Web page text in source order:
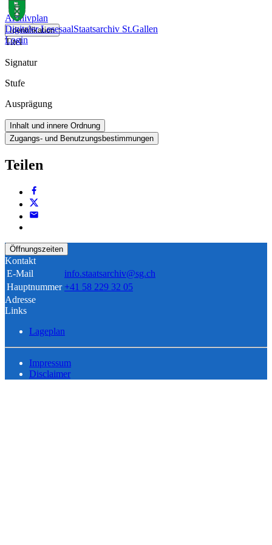
Digitaler LesesaalStaatsarchiv St.Gallen
Login
Archivplan
Identifikation
Titel
Signatur
Stufe
Ausprägung
Inhalt und innere Ordnung
Zugangs- und Benutzungsbestimmungen
Teilen
Öffnungszeiten
Kontakt
E-Mail
info.staatsarchiv@sg.ch
Hauptnummer +41 58 229 32 05
Adresse
Links
Lageplan
Impressum
Disclaimer